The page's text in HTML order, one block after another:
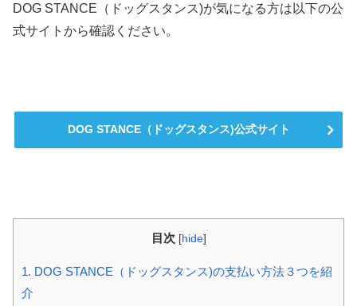
DOG STANCE（ドッグスタンス)が気になる方は以下の公
式サイトから確認ください。
DOG STANCE（ドッグスタンス)公式サイト
目次 [hide]
1. DOG STANCE（ドッグスタンス)の支払い方法３つを紹
介